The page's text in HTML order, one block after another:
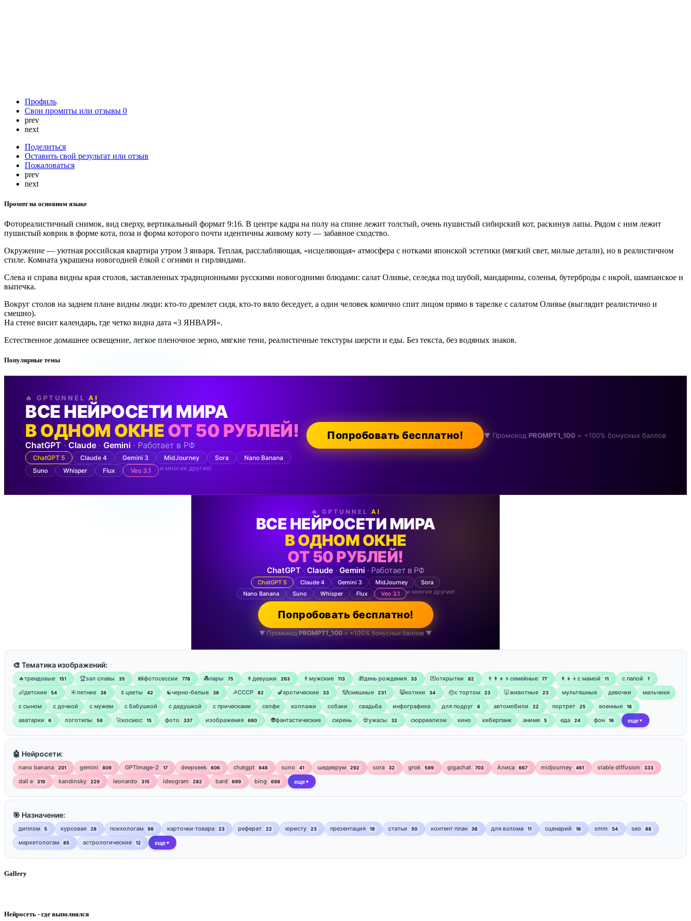
Профиль
Свои промпты или отзывы 0
prev
next
Поделиться
Оставить свой результат или отзыв
Пожаловаться
prev
next
Промпт на основном языке
Фотореалистичный снимок, вид сверху, вертикальный формат 9:16. В центре кадра на полу на спине лежит толстый, очень пушистый сибирский кот, раскинув лапы. Рядом с ним лежит
пушистый коврик в форме кота, поза и форма которого почти идентичны живому коту — забавное сходство.
Окружение — уютная российская квартира утром 3 января. Теплая, расслабляющая, «исцеляющая» атмосфера с нотками японской эстетики (мягкий свет, милые детали), но в реалистичном
стиле. Комната украшена новогодней ёлкой с огнями и гирляндами.
Слева и справа видны края столов, заставленных традиционными русскими новогодними блюдами: салат Оливье, селедка под шубой, мандарины, соленья, бутерброды с икрой, шампанское и
выпечка.
Вокруг столов на заднем плане видны люди: кто-то дремлет сидя, кто-то вяло беседует, а один человек комично спит лицом прямо в тарелке с салатом Оливье (выглядит реалистично и
смешно).
На стене висит календарь, где четко видна дата «3 ЯНВАРЯ».
Естественное домашнее освещение, легкое пленочное зерно, мягкие тени, реалистичные текстуры шерсти и еды. Без текста, без водяных знаков.
Популярные темы
🔥 GPTUNNEL AI
ВСЕ НЕЙРОСЕТИ МИРА
В ОДНОМ ОКНЕОТ 50 РУБЛЕЙ!
ChatGPT · Claude · Gemini · Работает в РФ
ChatGPT 5 Claude 4 Gemini 3 MidJourney Sora
Nano Banana
Suno
Whisper Flux Veo 3.1 и многие другие!
Попробовать бесплатно! ▼ Промокод PROMPT1_100 = +100% бонусных баллов
🔥 GPTUNNEL AI
ВСЕ НЕЙРОСЕТИ МИРА
В ОДНОМ ОКНЕ
ОТ 50 РУБЛЕЙ!
ChatGPT· Claude· Gemini · Работает в РФ
ChatGPT 5 Claude 4 Gemini 3 MidJourney
Sora
Nano Banana
Suno Whisper Flux Veo 3.1 и многие другие!
Попробовать бесплатно!
▼ Промокод PROMPT1_100 = +100% бонусных баллов ▼
🎨 Тематика изображений:
🔥трендовые 151 🏆зал славы 35 📸фотосессии 778 💑пары 75 👩девушки 263 👨мужские 113 🎁день рождения 33 💌открытки 82 👨‍👩‍👧‍👦семейные 77 👩‍👧‍👦с мамой 11 ‍с папой 7
👶детские 54 ☀️летние 38 🌷цветы 42 ☯︎черно-белые 38 ☭СССР 82 🍆эротические 33 🤡смешные 231 😸котики 34 🎂с тортом 23 🐷животные 23 мультяшные девочки
мальчики
с сыном
с дочкой с мужем с бабушкой с дедушкой с прическами селфи коллажи собаки свадьба инфографика для подруг 6 автомобили 22 портрет 25 военные 18
аватарки 6 логотипы 58 🚀космос 15 фото 337 изображения 680 👽фантастические сирень 💀ужасы 32 сюрреализм кино киберпанк аниме 5 еда 24 фон 16 еще ▼
🤖 Нейросети:
nano banana 201 gemini 809 GPTImage-2 17 deepseek 606 chatgpt 848 suno 41 шедеврум 292 sora 32 grok 589 gigachat 703 Алиса 667 midjourney 461 stable diffusion 333
dall e 319 kandinsky 229 leonardo 315 ideogram 282 bard 699 bing 698 еще ▼
🎯 Назначение:
диплом 5 курсовая 28 психологам 98 карточки товара 23 реферат 22 юристу 23 презентация 19 статьи 50 контент план 36 для взлома 11 сценарий 16 smm 54 seo 88
маркетологам 85 астрологические 12 еще ▼
Gallery
Нейросеть - где выполнялся